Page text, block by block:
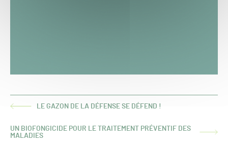
ARTICLELE GAZON DE LA DÉFENSE SE DÉFEND !
ARTICLE
UN BIOFONGICIDE POUR LE TRAITEMENT PRÉVENTIF DES
MALADIES